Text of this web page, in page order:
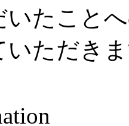
いたこと
いただき